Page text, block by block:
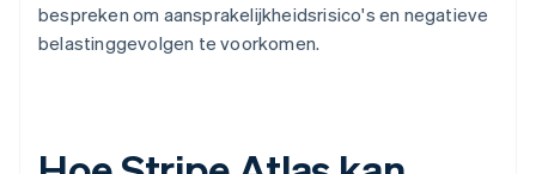
bespreken om aansprakelijkheidsrisico's en negatieve
belastinggevolgen te voorkomen.